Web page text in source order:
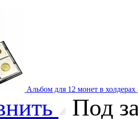
Альбом для 12 монет в
Под